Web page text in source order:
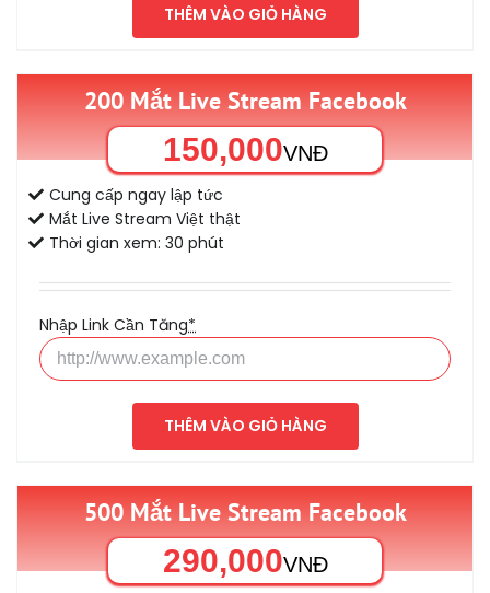
THÊM VÀO GIỎ HÀNG
200 Mắt Live Stream Facebook
150,000VNĐ
Cung cấp ngay lập tức
Mắt Live Stream Việt thật
Thời gian xem: 30 phút
Nhập Link Cần Tăng*
THÊM VÀO GIỎ HÀNG
500 Mắt Live Stream Facebook
290,000VNĐ